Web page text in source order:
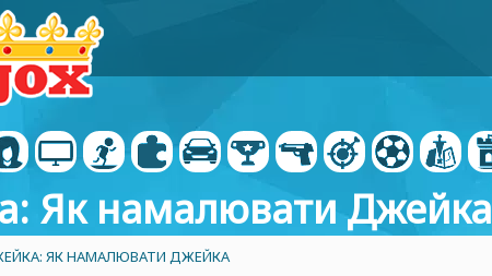
Як намалювати Джейка
ЯК НАМАЛЮВАТИ ДЖЕЙКА